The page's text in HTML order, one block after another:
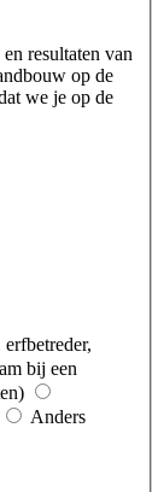
resultaten van
op de
we je op de
Anders